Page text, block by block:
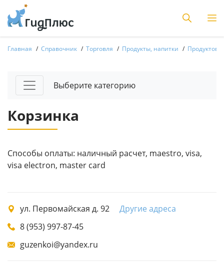
Главная Справочник Торговля Продукты, напитки
Выберите категорию
Корзинка
Способы оплаты: наличный расчет, maestro, visa,
visa electron, master card
ул. Первомайская д. 92
Другие адреса
8 (953) 997-87-45
guzenkoi@yandex.ru